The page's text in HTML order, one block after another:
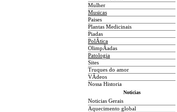
Mulher
Musicas
Paises
Plantas Medicinais
Piadas
PolÃ­tica
OlimpÃ­adas
Patologia
Sites
Truques do amor
VÃ­deos
Nossa Historia
Noticias
Noticias Gerais
Aquecimento global